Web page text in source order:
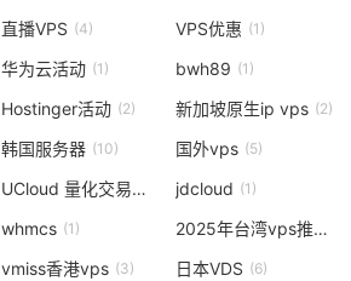
(6)
直播VPS (4) VPS优惠 (1)
华为云活动 (1) bwh89 (1)
Hostinger活动 (2) 新加坡原生ip vps (2)
韩国服务器 (10) 国外vps (5)
UCloud 量化交易云主机 (1)
jdcloud (1)
whmcs (1)
2025年台湾vps推荐、便宜台湾vps、台湾原生IP/台湾双ISPIP/台湾IP
vmiss香港vps (3) 日本VDS (6)